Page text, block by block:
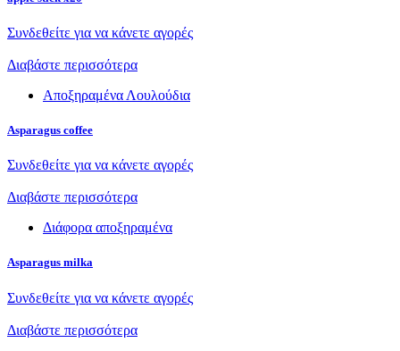
Συνδεθείτε για να κάνετε αγορές
Διαβάστε περισσότερα
Αποξηραμένα Λουλούδια
Asparagus coffee
Συνδεθείτε για να κάνετε αγορές
Διαβάστε περισσότερα
Διάφορα αποξηραμένα
Asparagus milka
Συνδεθείτε για να κάνετε αγορές
Διαβάστε περισσότερα